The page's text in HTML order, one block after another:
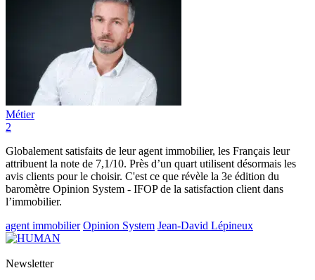
Métier
2
Globalement satisfaits de leur agent immobilier, les Français leur
attribuent la note de 7,1/10. Près d’un quart utilisent désormais les
avis clients pour le choisir. C'est ce que révèle la 3e édition du
baromètre Opinion System - IFOP de la satisfaction client dans
l’immobilier.
agent immobilier Opinion System Jean-David Lépineux
Newsletter